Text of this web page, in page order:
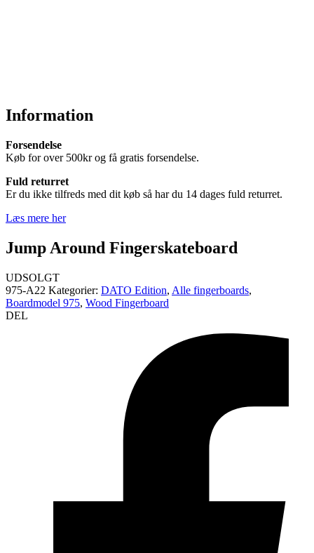
Information
Forsendelse
Køb for over 500kr og få gratis forsendelse.
Fuld returret
Er du ikke tilfreds med dit køb så har du 14 dages fuld returret.
Læs mere her
Jump Around Fingerskateboard
UDSOLGT
975-A22 Kategorier: DATO Edition, Alle fingerboards,
Boardmodel 975, Wood Fingerboard
DEL